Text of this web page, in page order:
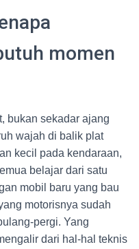
momen
bukan sekadar ajang
wajah di balik plat
kecil pada kendaraan,
belajar dari satu
mobil baru yang bau
motorisnya sudah
pergi. Yang
dari hal-hal teknis